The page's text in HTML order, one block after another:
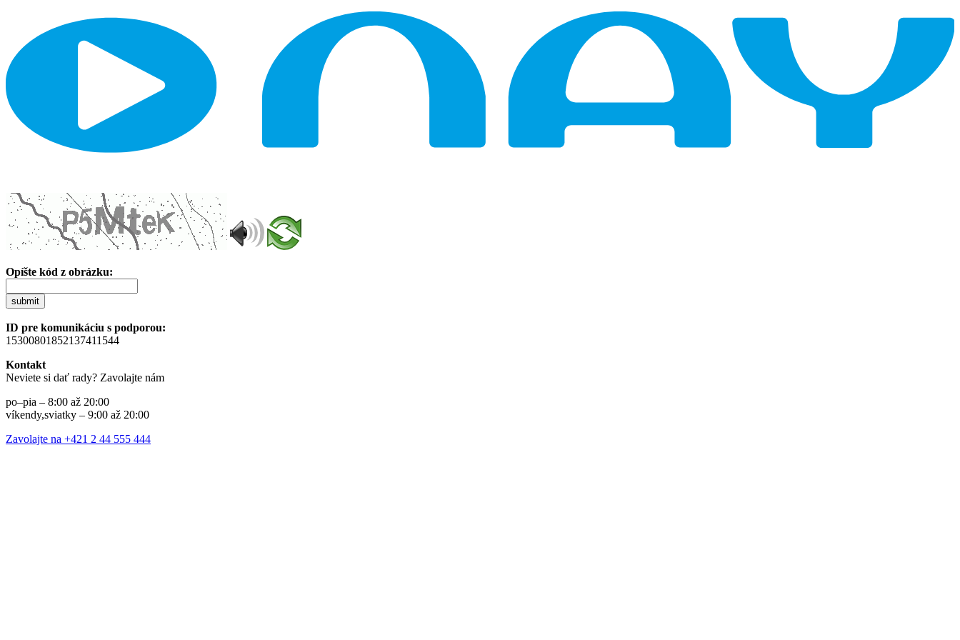
Opíšte kód z obrázku:
submit
ID pre komunikáciu s podporou:
15300801852137411544
Kontakt
Neviete si dať rady? Zavolajte nám
po–pia – 8:00 až 20:00
víkendy,sviatky – 9:00 až 20:00
Zavolajte na +421 2 44 555 444